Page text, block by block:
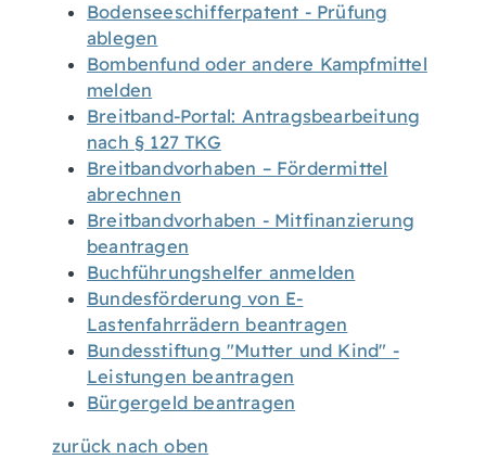
Bodenseeschifferpatent - Prüfung
ablegen
Bombenfund oder andere Kampfmittel
melden
Breitband-Portal: Antragsbearbeitung
nach § 127 TKG
Breitbandvorhaben – Fördermittel
abrechnen
Breitbandvorhaben - Mitfinanzierung
beantragen
Buchführungshelfer anmelden
Bundesförderung von E-
Lastenfahrrädern beantragen
Bundesstiftung "Mutter und Kind" -
Leistungen beantragen
Bürgergeld beantragen
zurück nach oben